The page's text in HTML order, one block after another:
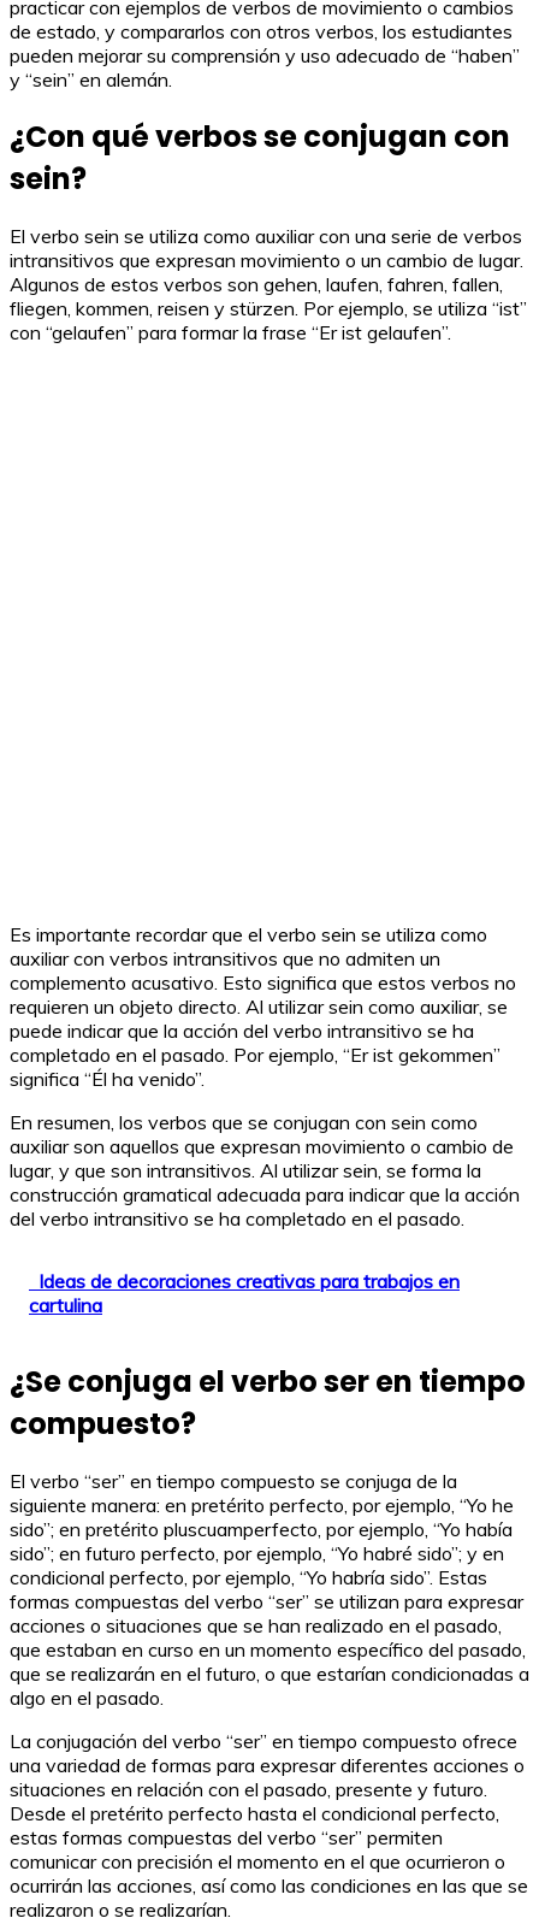
practicar con ejemplos de verbos de movimiento o cambios
de estado, y compararlos con otros verbos, los estudiantes
pueden mejorar su comprensión y uso adecuado de “haben”
y “sein” en alemán.
¿Con qué verbos se conjugan con
sein?
El verbo sein se utiliza como auxiliar con una serie de verbos
intransitivos que expresan movimiento o un cambio de lugar.
Algunos de estos verbos son gehen, laufen, fahren, fallen,
fliegen, kommen, reisen y stürzen. Por ejemplo, se utiliza “ist”
con “gelaufen” para formar la frase “Er ist gelaufen”.
Es importante recordar que el verbo sein se utiliza como
auxiliar con verbos intransitivos que no admiten un
complemento acusativo. Esto significa que estos verbos no
requieren un objeto directo. Al utilizar sein como auxiliar, se
puede indicar que la acción del verbo intransitivo se ha
completado en el pasado. Por ejemplo, “Er ist gekommen”
significa “Él ha venido”.
En resumen, los verbos que se conjugan con sein como
auxiliar son aquellos que expresan movimiento o cambio de
lugar, y que son intransitivos. Al utilizar sein, se forma la
construcción gramatical adecuada para indicar que la acción
del verbo intransitivo se ha completado en el pasado.
Ideas de decoraciones creativas para trabajos en
cartulina
¿Se conjuga el verbo ser en tiempo
compuesto?
El verbo “ser” en tiempo compuesto se conjuga de la
siguiente manera: en pretérito perfecto, por ejemplo, “Yo he
sido”; en pretérito pluscuamperfecto, por ejemplo, “Yo había
sido”; en futuro perfecto, por ejemplo, “Yo habré sido”; y en
condicional perfecto, por ejemplo, “Yo habría sido”. Estas
formas compuestas del verbo “ser” se utilizan para expresar
acciones o situaciones que se han realizado en el pasado,
que estaban en curso en un momento específico del pasado,
que se realizarán en el futuro, o que estarían condicionadas a
algo en el pasado.
La conjugación del verbo “ser” en tiempo compuesto ofrece
una variedad de formas para expresar diferentes acciones o
situaciones en relación con el pasado, presente y futuro.
Desde el pretérito perfecto hasta el condicional perfecto,
estas formas compuestas del verbo “ser” permiten
comunicar con precisión el momento en el que ocurrieron o
ocurrirán las acciones, así como las condiciones en las que se
realizaron o se realizarían.